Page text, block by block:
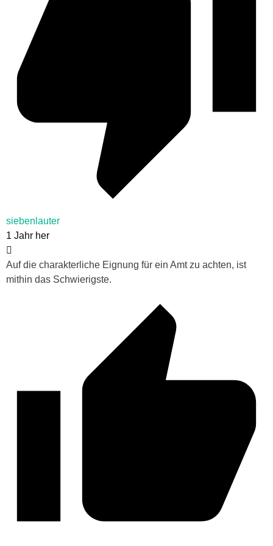
siebenlauter
1 Jahr her
Auf die charakterliche Eignung für ein Amt zu achten, ist
mithin das Schwierigste.